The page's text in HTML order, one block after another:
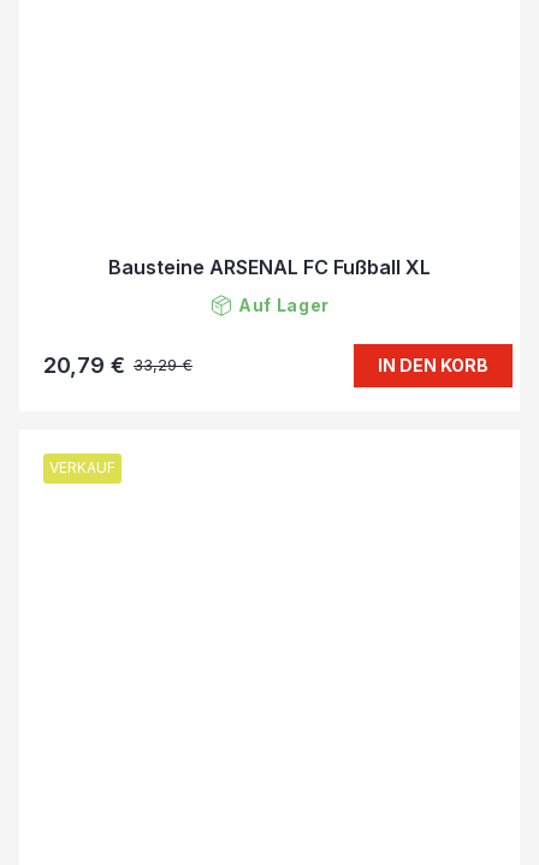
Bausteine ARSENAL FC Fußball XL
Auf Lager
33,29 €
20,79 € IN DEN KORB
VERKAUF